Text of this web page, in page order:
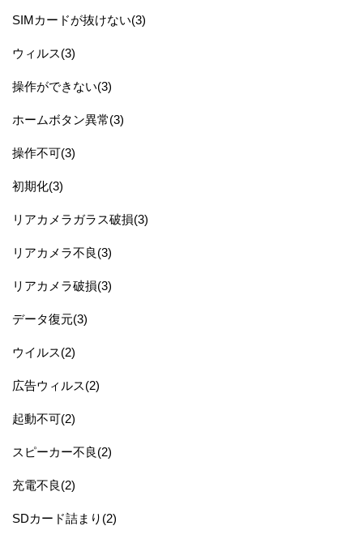
SIMカードが抜けない(3)
ウィルス(3)
操作ができない(3)
ホームボタン異常(3)
操作不可(3)
初期化(3)
リアカメラガラス破損(3)
リアカメラ不良(3)
リアカメラ破損(3)
データ復元(3)
ウイルス(2)
広告ウィルス(2)
起動不可(2)
スピーカー不良(2)
充電不良(2)
SDカード詰まり(2)